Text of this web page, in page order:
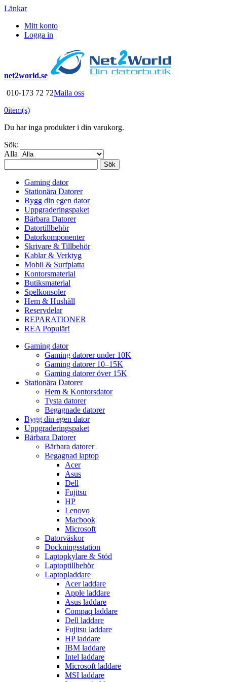
Länkar
Mitt konto
Logga in
net2world.se
010-173 72 72Maila oss
0item(s)
Du har inga produkter i din varukorg.
Sök:
Alla
Sök
Gaming dator
Stationära Datorer
Bygg din egen dator
Uppgraderingspaket
Bärbara Datorer
Datortillbehör
Datorkomponenter
Skrivare & Tillbehör
Kablar & Verktyg
Mobil & Surfplatta
Kontorsmaterial
Butiksmaterial
Spelkonsoler
Hem & Hushåll
Reservdelar
REPARATIONER
REA Populär!
Gaming dator
Gaming datorer under 10K
Gaming datorer 10–15K
Gaming datorer över 15K
Stationära Datorer
Hem & Kontorsdator
Tysta datorer
Begagnade datorer
Bygg din egen dator
Uppgraderingspaket
Bärbara Datorer
Bärbara datorer
Begagnad laptop
Acer
Asus
Dell
Fujitsu
HP
Lenovo
Macbook
Microsoft
Datorväskor
Dockningsstation
Laptopkylare & Stöd
Laptoptillbehör
Laptopladdare
Acer laddare
Apple laddare
Asus laddare
Compaq laddare
Dell laddare
Fujitsu laddare
HP laddare
IBM laddare
Intel laddare
Microsoft laddare
MSI laddare